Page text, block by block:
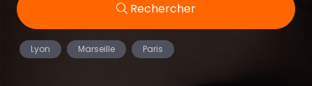
Rechercher
Lyon Marseille Paris